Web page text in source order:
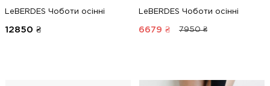
LeBERDES Чоботи осінні
12850 ₴
LeBERDES Чоботи осінні
6679 ₴ 7950 ₴